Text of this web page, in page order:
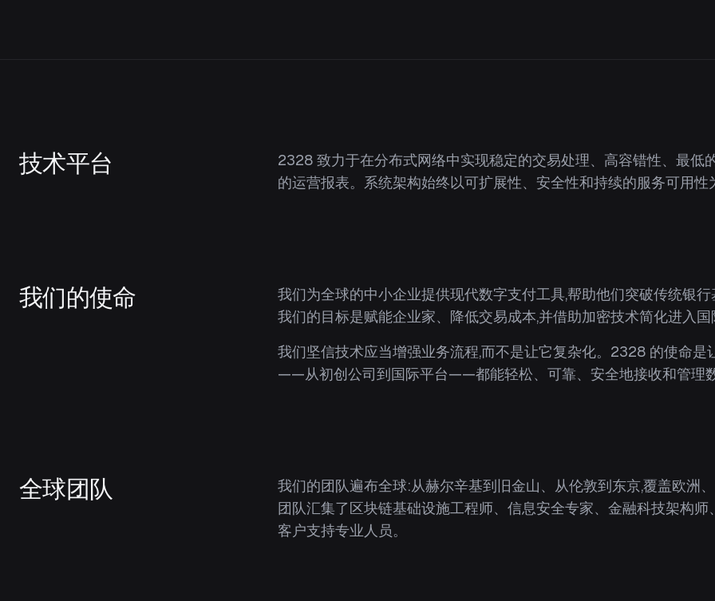
技术平台
2328 致力于在分布式网络中实现稳定的交易处理、高容错性、最低
的运营报表。系统架构始终以可扩展性、安全性和持续的服务可用性
我们的使命
我们为全球的中小企业提供现代数字支付工具,帮助他们突破传统银行
我们的目标是赋能企业家、降低交易成本,并借助加密技术简化进入国
我们坚信技术应当增强业务流程,而不是让它复杂化。2328 的使命是
——从初创公司到国际平台——都能轻松、可靠、安全地接收和管理数
全球团队
我们的团队遍布全球:从赫尔辛基到旧金山、从伦敦到东京,覆盖欧洲、
团队汇集了区块链基础设施工程师、信息安全专家、金融科技架构师
客户支持专业人员。